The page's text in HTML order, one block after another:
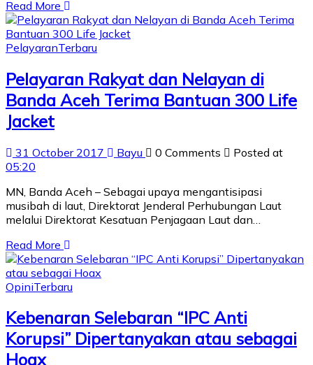
Read More
PelayaranTerbaru
Pelayaran Rakyat dan Nelayan di
Banda Aceh Terima Bantuan 300 Life
Jacket
31 October 2017 Bayu 0 Comments
Posted at
05:20
MN, Banda Aceh – Sebagai upaya mengantisipasi
musibah di laut, Direktorat Jenderal Perhubungan Laut
melalui Direktorat Kesatuan Penjagaan Laut dan…
Read More
OpiniTerbaru
Kebenaran Selebaran “IPC Anti
Korupsi” Dipertanyakan atau sebagai
Hoax